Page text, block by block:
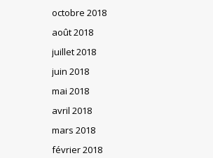
octobre 2018
août 2018
juillet 2018
juin 2018
mai 2018
avril 2018
mars 2018
février 2018